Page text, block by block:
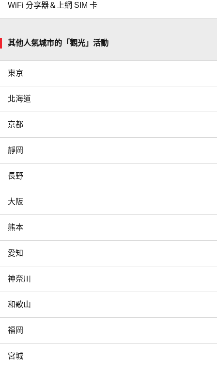
WiFi 分享器＆上網 SIM 卡
其他人氣城市的「觀光」活動
東京
北海道
京都
靜岡
長野
大阪
熊本
愛知
神奈川
和歌山
福岡
宮城